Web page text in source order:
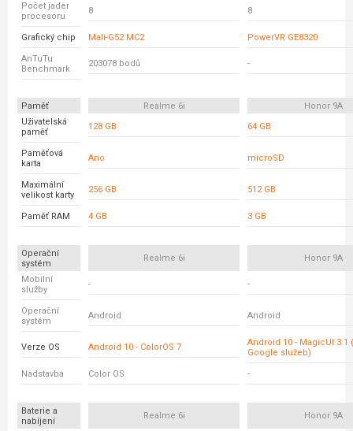
Počet jader
procesoru
8 8
Grafický chip Mali-G52 MC2 PowerVR GE8320
AnTuTu
Benchmark
203078 bodů -
Paměť Realme 6i
Honor 9A
Uživatelská
paměť
128 GB 64 GB
Paměťová
karta
Ano microSD
Maximální
velikost karty
256 GB 512 GB
Paměť RAM 4 GB 3 GB
Operační
systém
Realme 6i Honor 9A
Mobilní
služby
- -
Operační
systém
Android Android
Verze OS Android 10 - ColorOS 7
Android 10 - MagicUI 3.1
Google služeb)
Nadstavba Color OS -
Baterie a
nabíjení
Realme 6i Honor 9A